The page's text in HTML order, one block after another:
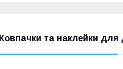
Ковпачки та наклейки для